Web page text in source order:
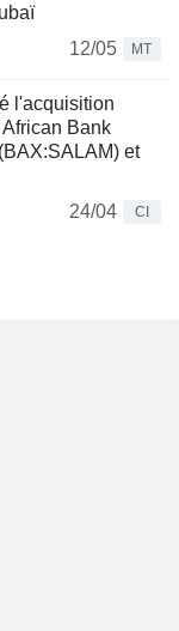
12/05
MT
l'acquisition
Bank
et
24/04
CI